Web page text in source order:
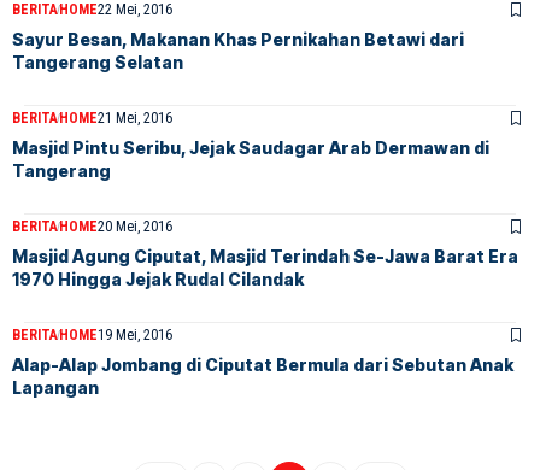
BERITAHOME22 Mei, 2016
Sayur Besan, Makanan Khas Pernikahan Betawi dari
Tangerang Selatan
BERITAHOME21 Mei, 2016
Masjid Pintu Seribu, Jejak Saudagar Arab Dermawan di
Tangerang
BERITAHOME20 Mei, 2016
Masjid Agung Ciputat, Masjid Terindah Se-Jawa Barat Era
1970 Hingga Jejak Rudal Cilandak
BERITAHOME19 Mei, 2016
Alap-Alap Jombang di Ciputat Bermula dari Sebutan Anak
Lapangan